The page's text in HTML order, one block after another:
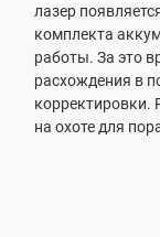
лазер
комплекта
работы. За это
расхождения в
корректировки.
на охоте для